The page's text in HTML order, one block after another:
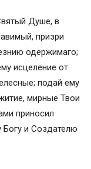
Душе, в
призри
одержимаго;
исцеление от
подай ему
мирные Твои
приносил
и Создателю